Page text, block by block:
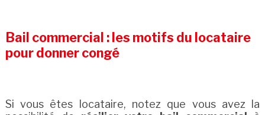
Bail commercial : les motifs du locataire
pour donner congé
Si vous êtes locataire, notez que vous avez la